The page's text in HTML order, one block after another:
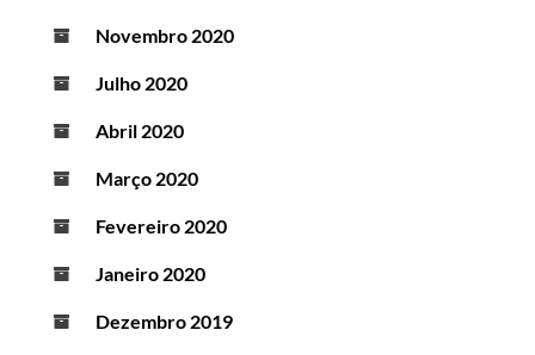
Novembro 2020
Julho 2020
Abril 2020
Março 2020
Fevereiro 2020
Janeiro 2020
Dezembro 2019